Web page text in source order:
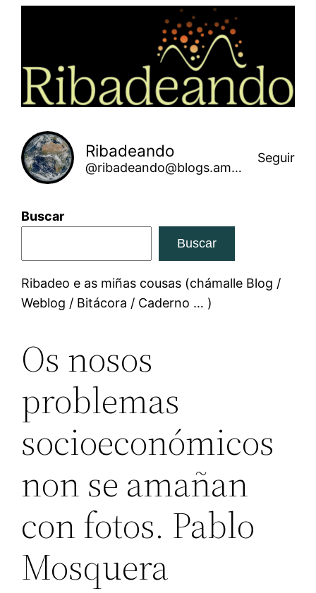
Ribadeando
@ribadeando@blogs.amarinha.gal
Seguir
Buscar
Buscar
Ribadeo e as miñas cousas (chámalle Blog /
Weblog / Bitácora / Caderno … )
Os nosos
problemas
socioeconómicos
non se amañan
con fotos. Pablo
Mosquera